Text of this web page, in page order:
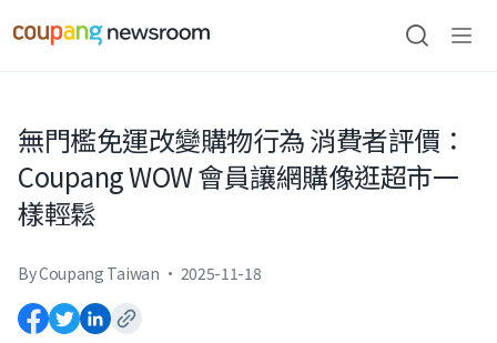
건너뛰기
검색
無門檻免運改變購物行為 消費者評價：
Coupang WOW 會員讓網購像逛超市一
樣輕鬆
By Coupang Taiwan · 2025-11-18